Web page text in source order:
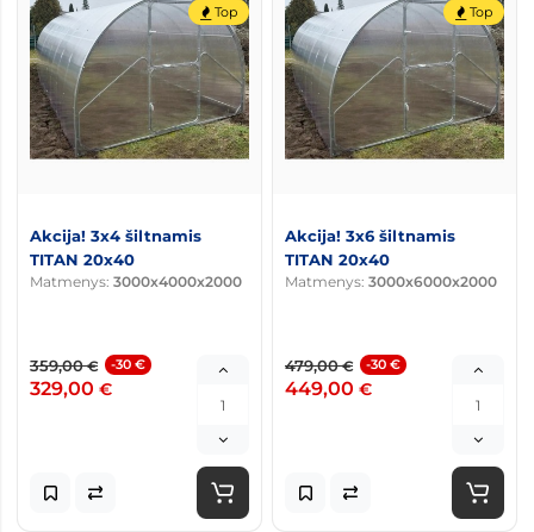
Top
Akcija! 3x4 šiltnamis
TITAN 20x40
Matmenys: 3000x4000x2000
359,00€ -30 €
329,00 €
Top
Akcija! 3x6 šiltnamis
TITAN 20x40
Matmenys: 3000x6000x2000
479,00€ -30 €
449,00 €